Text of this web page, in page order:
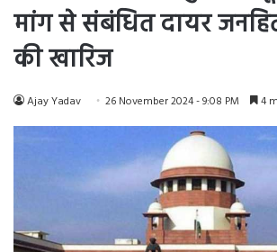
मांग से संबंधित दायर
की खारिज
Ajay Yadav 26 November 2024 - 9:08 PM 4